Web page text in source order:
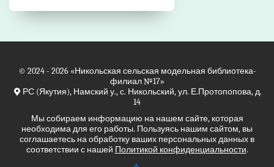
© 2024 - 2026 «Никольская сельская модельная библиотека-
филиал №17»
РС (Якутия), Намский у., с. Никольский, ул. Е.Протопопова, д.
14
Мы собираем информацию на нашем сайте, которая
необходима для его работы. Пользуясь нашим сайтом, вы
соглашаетесь на обработку ваших персональных данных в
соответствии с нашей Политикой конфиденциальности.